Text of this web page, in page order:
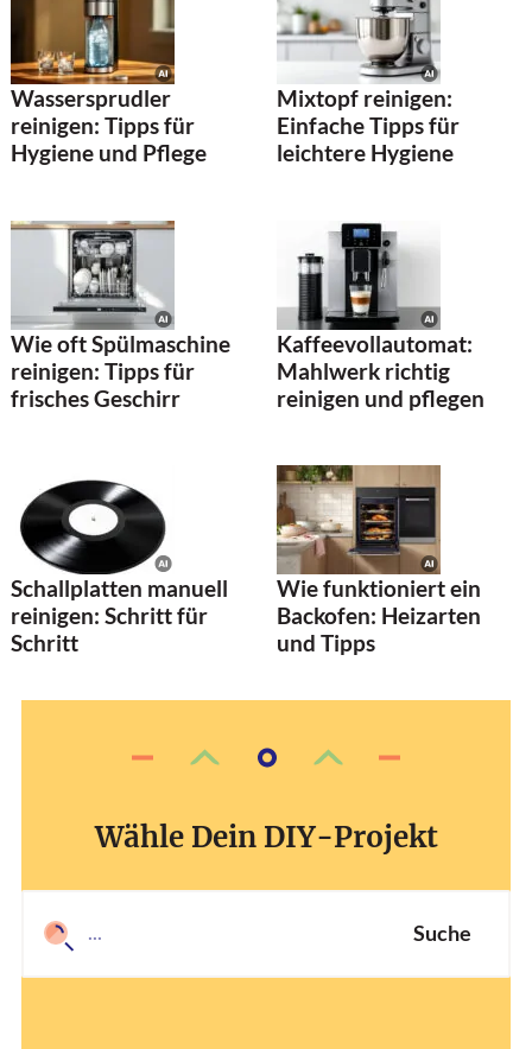
Wassersprudler
reinigen: Tipps für
Hygiene und Pflege
Mixtopf reinigen:
Einfache Tipps für
leichtere Hygiene
Wie oft Spülmaschine
reinigen: Tipps für
frisches Geschirr
Kaffeevollautomat:
Mahlwerk richtig
reinigen und pflegen
Schallplatten manuell
reinigen: Schritt für
Schritt
Wie funktioniert ein
Backofen: Heizarten
und Tipps
Wähle Dein DIY-Projekt
Suche